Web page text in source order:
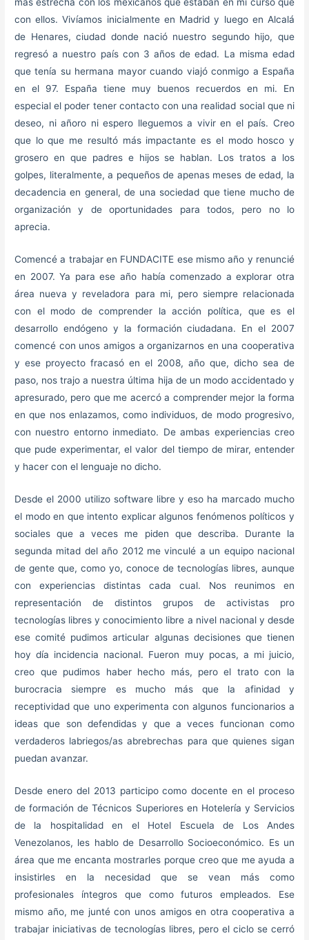
mas estrecha con los mexicanos que estaban en mi curso que
con ellos. Vivíamos inicialmente en Madrid y luego en Alcalá
de Henares, ciudad donde nació nuestro segundo hijo, que
regresó a nuestro país con 3 años de edad. La misma edad
que tenía su hermana mayor cuando viajó conmigo a España
en el 97. España tiene muy buenos recuerdos en mi. En
especial el poder tener contacto con una realidad social que ni
deseo, ni añoro ni espero lleguemos a vivir en el país. Creo
que lo que me resultó más impactante es el modo hosco y
grosero en que padres e hijos se hablan. Los tratos a los
golpes, literalmente, a pequeños de apenas meses de edad, la
decadencia en general, de una sociedad que tiene mucho de
organización y de oportunidades para todos, pero no lo
aprecia.
Comencé a trabajar en FUNDACITE ese mismo año y renuncié
en 2007. Ya para ese año había comenzado a explorar otra
área nueva y reveladora para mi, pero siempre relacionada
con el modo de comprender la acción política, que es el
desarrollo endógeno y la formación ciudadana. En el 2007
comencé con unos amigos a organizarnos en una cooperativa
y ese proyecto fracasó en el 2008, año que, dicho sea de
paso, nos trajo a nuestra última hija de un modo accidentado y
apresurado, pero que me acercó a comprender mejor la forma
en que nos enlazamos, como individuos, de modo progresivo,
con nuestro entorno inmediato. De ambas experiencias creo
que pude experimentar, el valor del tiempo de mirar, entender
y hacer con el lenguaje no dicho.
Desde el 2000 utilizo software libre y eso ha marcado mucho
el modo en que intento explicar algunos fenómenos políticos y
sociales que a veces me piden que describa. Durante la
segunda mitad del año 2012 me vinculé a un equipo nacional
de gente que, como yo, conoce de tecnologías libres, aunque
con experiencias distintas cada cual. Nos reunimos en
representación de distintos grupos de activistas pro
tecnologías libres y conocimiento libre a nivel nacional y desde
ese comité pudimos articular algunas decisiones que tienen
hoy día incidencia nacional. Fueron muy pocas, a mi juicio,
creo que pudimos haber hecho más, pero el trato con la
burocracia siempre es mucho más que la afinidad y
receptividad que uno experimenta con algunos funcionarios a
ideas que son defendidas y que a veces funcionan como
verdaderos labriegos/as abrebrechas para que quienes sigan
puedan avanzar.
Desde enero del 2013 participo como docente en el proceso
de formación de Técnicos Superiores en Hotelería y Servicios
de la hospitalidad en el Hotel Escuela de Los Andes
Venezolanos, les hablo de Desarrollo Socioeconómico. Es un
área que me encanta mostrarles porque creo que me ayuda a
insistirles en la necesidad que se vean más como
profesionales íntegros que como futuros empleados. Ese
mismo año, me junté con unos amigos en otra cooperativa a
trabajar iniciativas de tecnologías libres, pero el ciclo se cerró